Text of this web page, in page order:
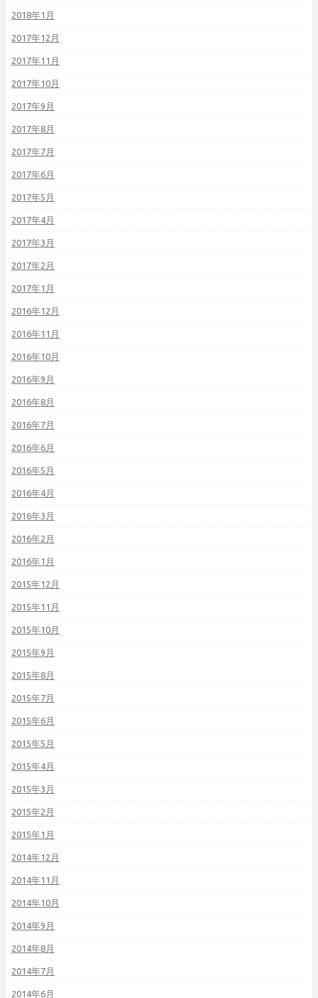
2018年1月
2017年12月
2017年11月
2017年10月
2017年9月
2017年8月
2017年7月
2017年6月
2017年5月
2017年4月
2017年3月
2017年2月
2017年1月
2016年12月
2016年11月
2016年10月
2016年9月
2016年8月
2016年7月
2016年6月
2016年5月
2016年4月
2016年3月
2016年2月
2016年1月
2015年12月
2015年11月
2015年10月
2015年9月
2015年8月
2015年7月
2015年6月
2015年5月
2015年4月
2015年3月
2015年2月
2015年1月
2014年12月
2014年11月
2014年10月
2014年9月
2014年8月
2014年7月
2014年6月